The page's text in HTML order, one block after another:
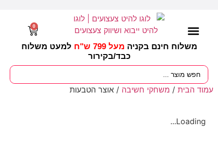
משלוח חינם בקניה מעל 799 ש"ח
למעט משלוח
כבד/בקירור
0
עמוד הבית / משחקי חשיבה / אוצר הטבעות
Loading...